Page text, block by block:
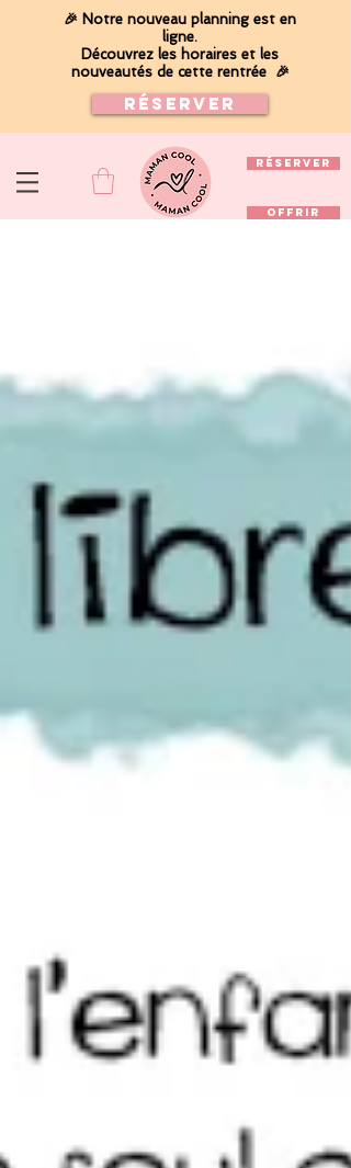
🎉 Notre nouveau planning est en
ligne.
Découvrez les horaires et les
nouveautés de cette rentrée 🎉
Réserver
RÉSERVER
OFFRIR